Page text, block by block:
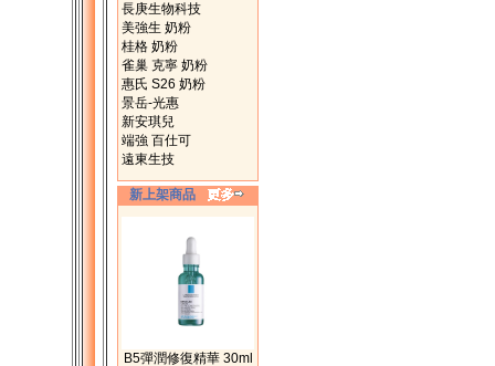
長庚生物科技
美強生 奶粉
桂格 奶粉
雀巢 克寧 奶粉
惠氏 S26 奶粉
景岳-光惠
新安琪兒
端強 百仕可
遠東生技
新上架商品
B5彈潤修復精華 30ml